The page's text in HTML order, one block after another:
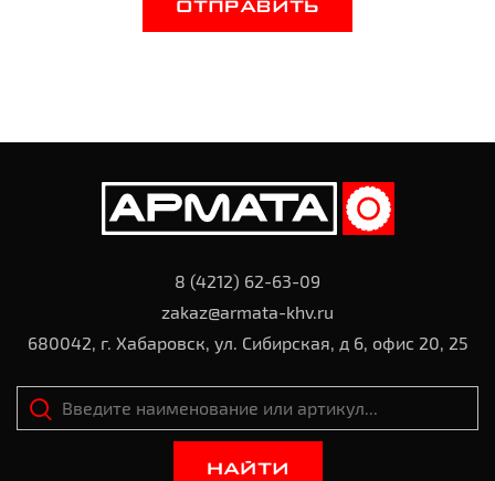
ОТПРАВИТЬ
8 (4212) 62-63-09
zakaz@armata-khv.ru
680042, г. Хабаровск, ул. Сибирская, д 6, офис 20, 25
НАЙТИ